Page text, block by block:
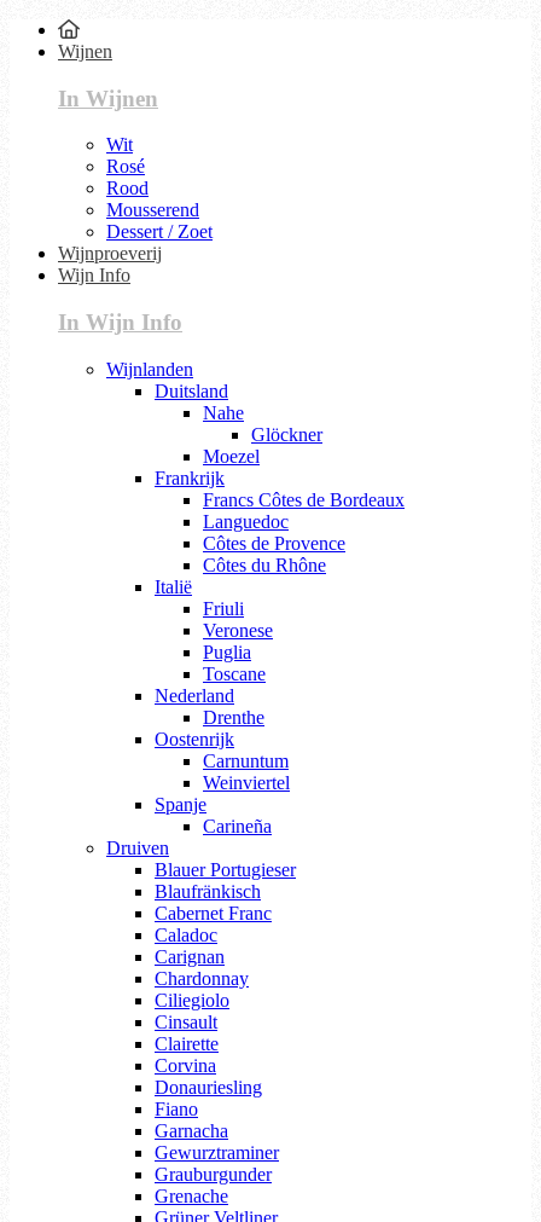
Wijnen
In Wijnen
Wit
Rosé
Rood
Mousserend
Dessert / Zoet
Wijnproeverij
Wijn Info
In Wijn Info
Wijnlanden
Duitsland
Nahe
Glöckner
Moezel
Frankrijk
Francs Côtes de Bordeaux
Languedoc
Côtes de Provence
Côtes du Rhône
Italië
Friuli
Veronese
Puglia
Toscane
Nederland
Drenthe
Oostenrijk
Carnuntum
Weinviertel
Spanje
Carineña
Druiven
Blauer Portugieser
Blaufränkisch
Cabernet Franc
Caladoc
Carignan
Chardonnay
Ciliegiolo
Cinsault
Clairette
Corvina
Donauriesling
Fiano
Garnacha
Gewurztraminer
Grauburgunder
Grenache
Grüner Veltliner